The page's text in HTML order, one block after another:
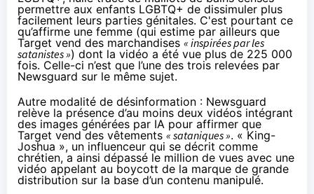
permettre aux enfants LGBTQ+ de dissimuler plus
facilement leurs parties génitales. C'est pourtant ce
qu’affirme une femme (qui estime par ailleurs que
Target vend des marchandises « inspirées par les
satanistes ») dont la vidéo a été vue plus de 225 000
fois. Celle-ci n’est que l’une des trois relevées par
Newsguard sur le même sujet.
Autre modalité de désinformation : Newsguard
relève la présence d’au moins deux vidéos intégrant
des images générées par IA pour affirmer que
Target vend des vêtements « sataniques ». « King-
Joshua », un influenceur qui se décrit comme
chrétien, a ainsi dépassé le million de vues avec une
vidéo appelant au boycott de la marque de grande
distribution sur la base d’un contenu manipulé.